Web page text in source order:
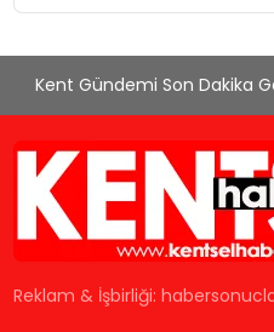
Kent Gündemi Son Dakika
Reklam & İşbirliği: